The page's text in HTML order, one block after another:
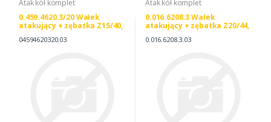
Atak kół komplet
0.459.4620.3/20 Wałek
atakujący + zębatka Z15/40,
04594620320
04594620320.03
Atak kół komplet
0.016.6208.3 Wałek
atakujący + zębatka Z20/44,
0.010.4891.3
0.016.6208.3.03